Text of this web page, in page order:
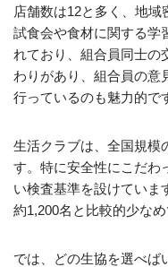
店舗数は12と多く、地
試食会や食材に関する学
れており、組合員同士の
わりがあり、組合員の意
行っているのも魅力的で
生活クラブは、全国規模
す。特に安全性にこだわ
い検査基準を設けていま
約1,200名と比較的少なめ
では、どの生協を選べば